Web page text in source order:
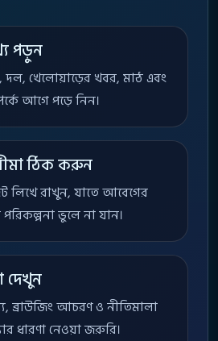
পড়ুন
দল, খেলোয়াড়ের খবর, মাঠ এবং
আগে পড়ে নিন।
ঠিক করুন
লিখে রাখুন, যাতে আবেগের
পরিকল্পনা ভুলে না যান।
দেখুন
ব্রাউজিং আচরণ ও নীতিমালা
ধারণা নেওয়া জরুরি।